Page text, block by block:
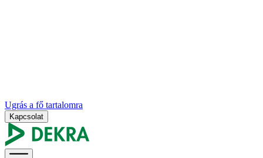
Ugrás a fő tartalomra
Kapcsolat